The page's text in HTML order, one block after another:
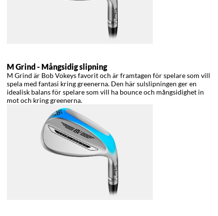
M Grind - Mångsidig slipning
M Grind är Bob Vokeys favorit och är framtagen för spelare som vill
spela med fantasi kring greenerna. Den här sulslipningen ger en
idealisk balans för spelare som vill ha bounce och mångsidighet in
mot och kring greenerna.